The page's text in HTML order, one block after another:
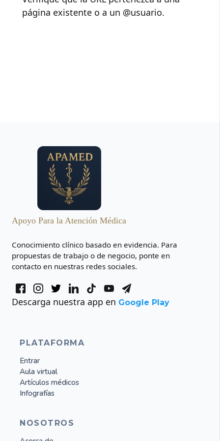
página existente o a un @usuario.
Apoyo Para la Atención Médica
Conocimiento clínico basado en evidencia. Para
propuestas de trabajo o de negocio, ponte en
contacto en nuestras redes sociales.
Descarga nuestra app en Google Play
PLATAFORMA
Entrar
Aula virtual
Artículos médicos
Infografías
NOSOTROS